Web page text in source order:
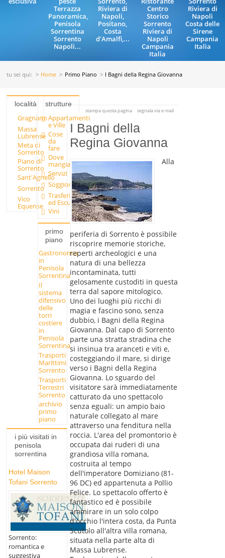
Terrazza
Panoramica,
Penisola
Sorrentina
Sorrento
Napoli...
Riviera di
Napoli,
Positano,
Costa
d'Amalfi,...
Centro
Storico
Sorrento
Riviera di
Napoli
Campania
Italia
Riviera di
Napoli
Costa delle
Sirene
Campania
Italia
tu sei qui: Home Primo Piano I Bagni della Regina Giovanna
località
Gragnano
Massa
Lubrense
Meta di
Sorrento
Piano di
Sorrento
Sant'Agnello
Sorrento
Vico
Equense
strutture
Appartamenti
e Ville
Cose
da
fare
Dove
mangiare
Servizi
Soggiornare
Trasferimenti
ed Escursioni
Vini
primo
piano
Gastronomia
in
Penisola
Sorrentina
Il
sistema
difensivo
delle
torri
costiere
in
Penisola
Sorrentina
Trasporti
Marittimi
Sorrento
Trasporti
Terrestri
Sorrento
archivio
primo
piano
i più visitati in
penisola
sorrentina
Hotel Maison
Tofani Sorrento
Sorrento:
romantica e
suggestiva
stampa questa pagina segnala via e-mail
I Bagni della
Regina Giovanna
Alla
periferia di Sorrento è possibile
riscoprire memorie storiche,
reperti archeologici e una
natura di una bellezza
incontaminata, tutti
gelosamente custoditi in questa
terra dal sapore mitologico.
Uno dei luoghi più ricchi di
magia e fascino sono, senza
dubbio, i Bagni della Regina
Giovanna. Dal capo di Sorrento
parte una stratta stradina che
si insinua tra aranceti e viti e,
costeggiando il mare, si dirige
verso i Bagni della Regina
Giovanna. Lo sguardo del
visitatore sarà immediatamente
catturato da uno spettacolo
senza eguali: un ampio baio
naturale collegato al mare
attraverso una fenditura nella
roccia. L'area del promontorio è
occupata dai ruderi di una
grandiosa villa romana,
costruita al tempo
dell'imperatore Domiziano (81-
96 DC) ed appartenuta a Pollio
Felice. Lo spettacolo offerto è
fantastico ed è possibile
ammirare in un solo colpo
d'occhio l'intera costa, da Punta
Scutolo all'altra villa romana,
situata nella parte alta di
Massa Lubrense.